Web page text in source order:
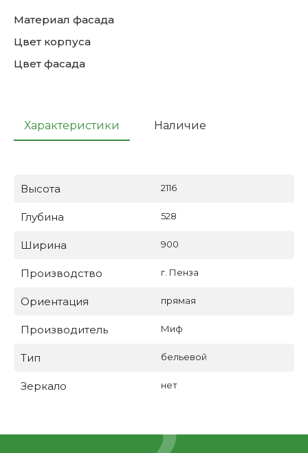
Материал фасада
Цвет корпуса
Цвет фасада
Характеристики Наличие
Высота 2116
Глубина 528
Ширина 900
Производство г. Пенза
Ориентация прямая
Производитель Миф
Тип бельевой
Зеркало нет